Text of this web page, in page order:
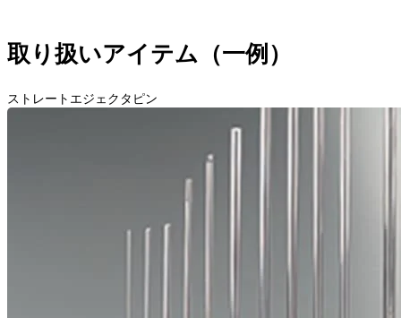
取り扱いアイテム（一例）
ストレートエジェクタピン